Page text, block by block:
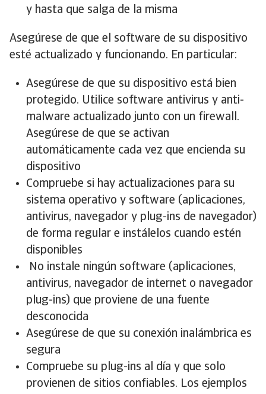
y hasta que salga de la misma
Asegúrese de que el software de su dispositivo
esté actualizado y funcionando. En particular:
Asegúrese de que su dispositivo está bien
protegido. Utilice software antivirus y anti-
malware actualizado junto con un firewall.
Asegúrese de que se activan
automáticamente cada vez que encienda su
dispositivo
Compruebe si hay actualizaciones para su
sistema operativo y software (aplicaciones,
antivirus, navegador y plug-ins de navegador)
de forma regular e instálelos cuando estén
disponibles
No instale ningún software (aplicaciones,
antivirus, navegador de internet o navegador
plug-ins) que proviene de una fuente
desconocida
Asegúrese de que su conexión inalámbrica es
segura
Compruebe su plug-ins al día y que solo
provienen de sitios confiables. Los ejemplos